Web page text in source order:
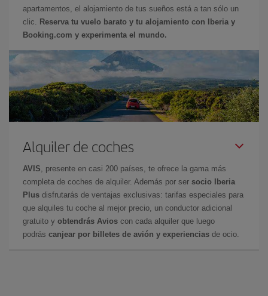
apartamentos, el alojamiento de tus sueños está a tan sólo un
clic.
Reserva tu vuelo barato y tu alojamiento con Iberia y
Booking.com y experimenta el mundo.
Alquiler de coches
AVIS , presente en casi 200 países, te ofrece la gama más
completa de coches de alquiler. Además por ser socio Iberia
Plus disfrutarás de ventajas exclusivas: tarifas especiales para
que alquiles tu coche al mejor precio, un conductor adicional
gratuito y obtendrás Avios con cada alquiler que luego
podrás canjear por billetes de avión y experiencias de ocio.